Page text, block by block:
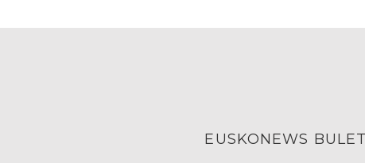
EUSKONEWS